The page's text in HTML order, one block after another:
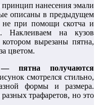
нанесения эмали
описаны в предыдущем
при помощи скотча и
Наклеиваем на кузов
вырезаны пятна,
цветом.
— пятна получаются
смотрелся стильно,
формы и размера.
трафаретов, но это